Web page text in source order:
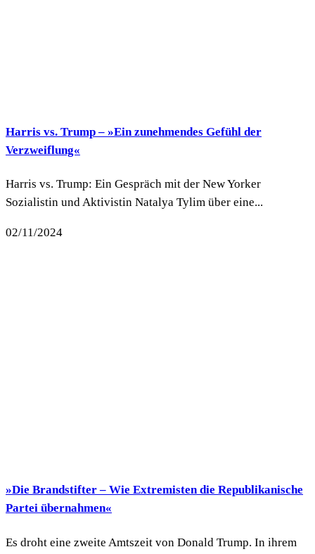
Harris vs. Trump – »Ein zunehmendes Gefühl der
Verzweiflung«
Harris vs. Trump: Ein Gespräch mit der New Yorker
Sozialistin und Aktivistin Natalya Tylim über eine...
02/11/2024
»Die Brandstifter – Wie Extremisten die Republikanische
Partei übernahmen«
Es droht eine zweite Amtszeit von Donald Trump. In ihrem